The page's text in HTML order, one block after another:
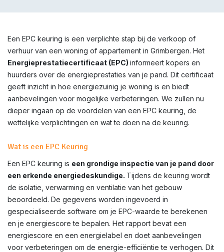
Een EPC keuring is een verplichte stap bij de verkoop of
verhuur van een woning of appartement in Grimbergen. Het
Energieprestatiecertificaat (EPC) informeert kopers en
huurders over de energieprestaties van je pand. Dit certificaat
geeft inzicht in hoe energiezuinig je woning is en biedt
aanbevelingen voor mogelijke verbeteringen. We zullen nu
dieper ingaan op de voordelen van een EPC keuring, de
wettelijke verplichtingen en wat te doen na de keuring.
Wat is een EPC Keuring
Een EPC keuring is een grondige inspectie van je pand door
een erkende energiedeskundige. Tijdens de keuring wordt
de isolatie, verwarming en ventilatie van het gebouw
beoordeeld. De gegevens worden ingevoerd in
gespecialiseerde software om je EPC-waarde te berekenen
en je energiescore te bepalen. Het rapport bevat een
energiescore en een energielabel en doet aanbevelingen
voor verbeteringen om de energie-efficiëntie te verhogen. Dit